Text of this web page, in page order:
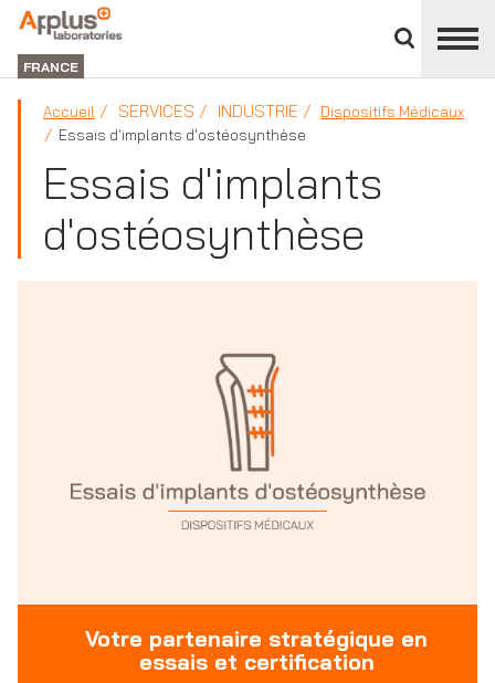
Fermer
panneau
divisions
DIVISION
LABORATORIES
FRANCE
Accueil SERVICES INDUSTRIE
Dispositifs Médicaux
Essais d'implants d'ostéosynthèse
Essais d'implants
d'ostéosynthèse
Votre partenaire stratégique en
essais et certification